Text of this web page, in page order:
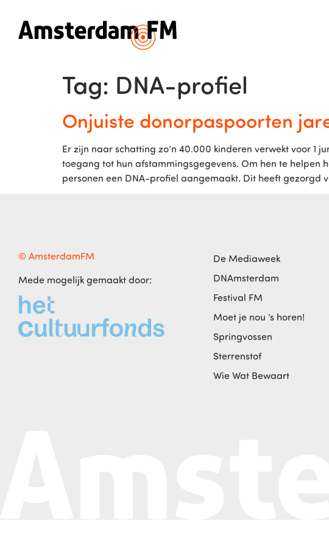
Tag: DNA-profiel
Onjuiste donorpaspoorten
Er zijn naar schatting zo’n 40.000 kinderen verwekt voor 1
toegang tot hun afstammingsgegevens. Om hen te helpen
personen een DNA-profiel aangemaakt. Dit heeft gezorgd
© AmsterdamFM
Mede mogelijk gemaakt door:
De Mediaweek
DNAmsterdam
Festival FM
Moet je nou ‘s horen!
Springvossen
Sterrenstof
Wie Wat Bewaart